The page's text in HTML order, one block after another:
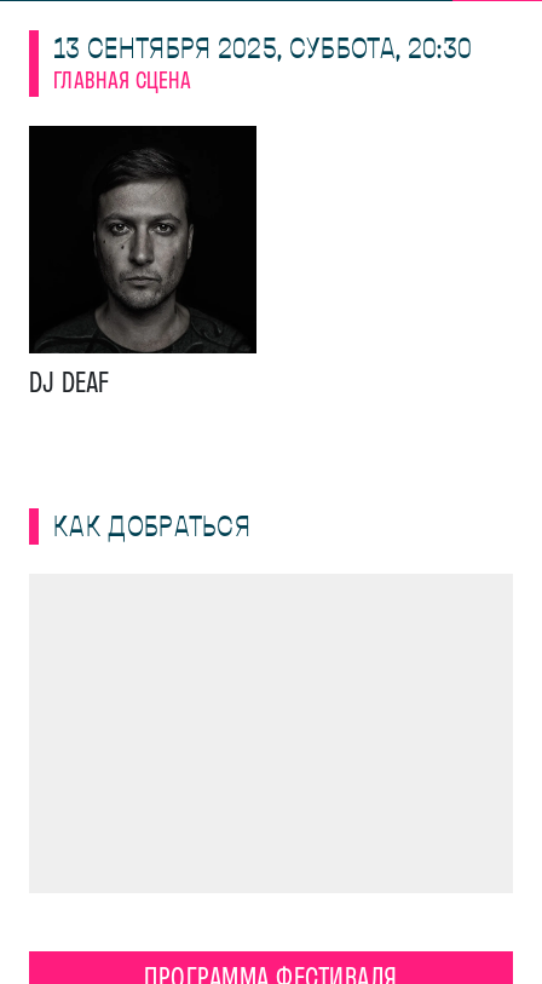
13 СЕНТЯБРЯ 2025, СУББОТА, 20:30
ГЛАВНАЯ СЦЕНА
DJ DEAF
КАК ДОБРАТЬСЯ